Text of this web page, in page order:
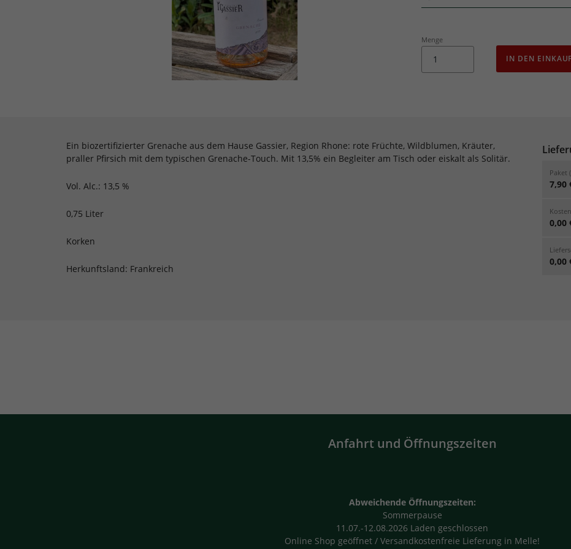
Menge
IN DEN
Ein biozertifizierter Grenache aus dem Hause Gassier, Region Rhone: rote Früchte, Wildblumen, Kräuter,
praller Pfirsich mit dem typischen Grenache-Touch. Mit 13,5% ein Begleiter am Tisch oder eiskalt als Solitär.
Vol. Alc.: 13,5 %
0,75 Liter
Korken
Herkunftsland: Frankreich
Paket
7,90
0,00
0,00
Anfahrt und Öffnungszeiten
Abweichende Öffnungszeiten:
Sommerpause
11.07.-12.08.2026 Laden geschlossen
Online Shop geöffnet / Versandkostenfreie Lieferung in Melle!